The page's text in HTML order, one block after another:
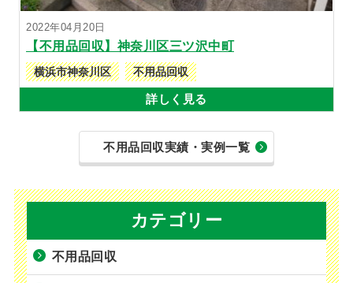
2022年04月20日
【不用品回収】神奈川区三ツ沢中町
横浜市神奈川区 不用品回収
詳しく見る
不用品回収実績・実例一覧
カテゴリー
不用品回収